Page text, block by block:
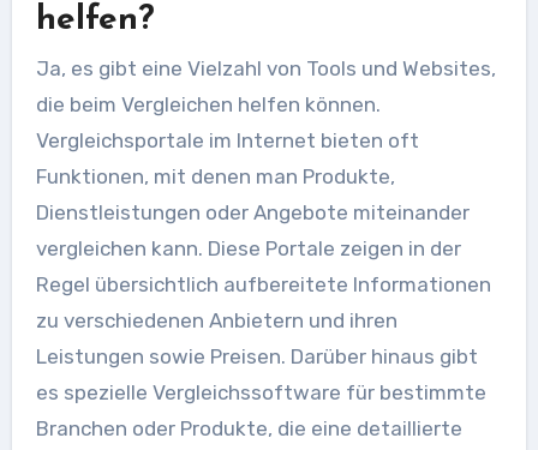
helfen?
Ja, es gibt eine Vielzahl von Tools und Websites,
die beim Vergleichen helfen können.
Vergleichsportale im Internet bieten oft
Funktionen, mit denen man Produkte,
Dienstleistungen oder Angebote miteinander
vergleichen kann. Diese Portale zeigen in der
Regel übersichtlich aufbereitete Informationen
zu verschiedenen Anbietern und ihren
Leistungen sowie Preisen. Darüber hinaus gibt
es spezielle Vergleichssoftware für bestimmte
Branchen oder Produkte, die eine detaillierte